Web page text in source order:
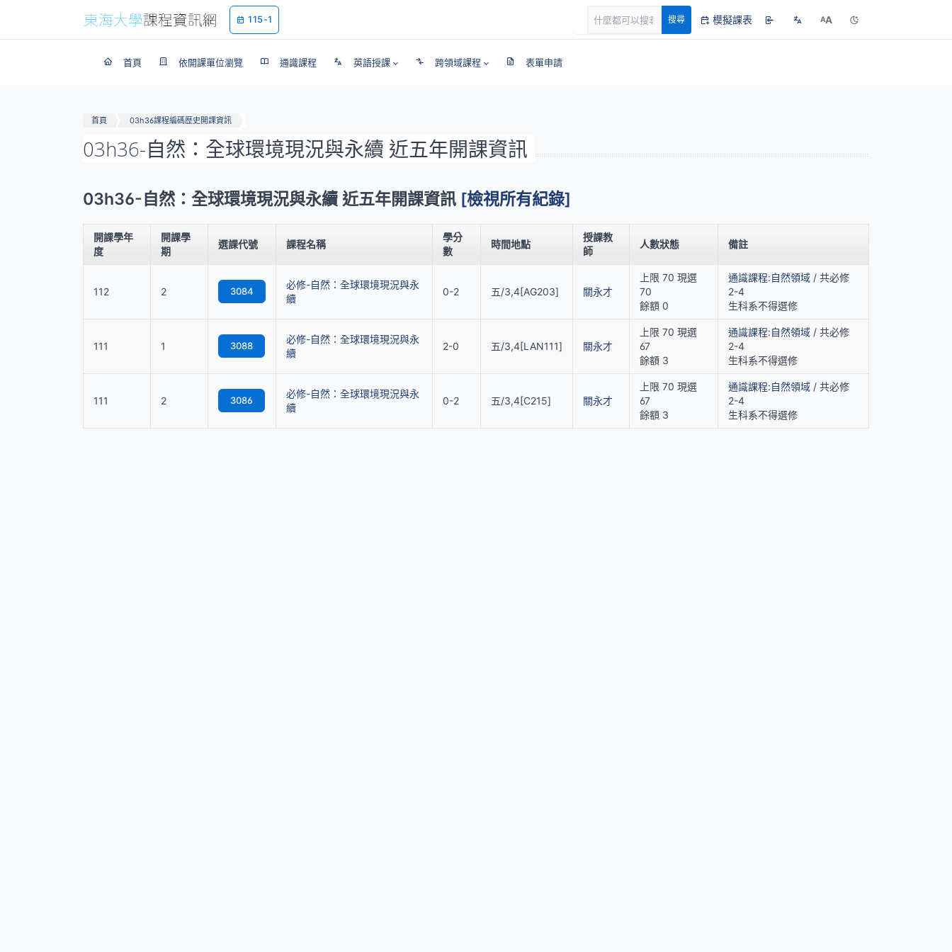
115-1 搜尋 模擬課表 AA
首頁 依開課單位瀏覽 通識課程 英語授課 跨領域課程 表單申請
首頁 03h36課程編碼歷史開課資訊
03h36-自然：全球環境現況與永續 近五年開課資訊
03h36-自然：全球環境現況與永續 近五年開課資訊 [檢視所有紀錄]
開課學年
度
開課學
期
選課代號 課程名稱
學分
數
時間地點
授課教
師
人數狀態 備註
112 2 3084
必修-自然：全球環境現況與永
續
0-2 五/3,4[AG203] 關永才
上限 70 現選
70
餘額 0
通識課程:自然領域 / 共必修
2-4
生科系不得選修
111 1 3088
必修-自然：全球環境現況與永
續
2-0 五/3,4[LAN111] 關永才
上限 70 現選
67
餘額 3
通識課程:自然領域 / 共必修
2-4
生科系不得選修
111 2 3086
必修-自然：全球環境現況與永
續
0-2 五/3,4[C215] 關永才
上限 70 現選
67
餘額 3
通識課程:自然領域 / 共必修
2-4
生科系不得選修